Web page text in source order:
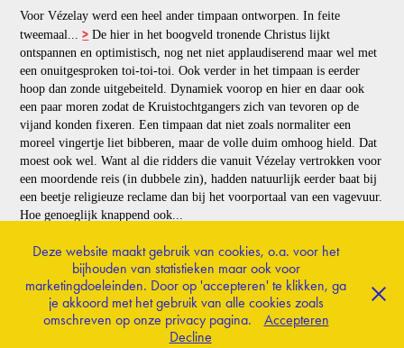
Voor Vézelay werd een heel ander timpaan ontworpen. In feite
tweemaal...> De hier in het boogveld tronende Christus lijkt
ontspannen en optimistisch, nog net niet applaudiserend maar wel met
een onuitgesproken toi-toi-toi. Ook verder in het timpaan is eerder
hoop dan zonde uitgebeiteld. Dynamiek voorop en hier en daar ook
een paar moren zodat de Kruistochtgangers zich van tevoren op de
vijand konden fixeren. Een timpaan dat niet zoals normaliter een
moreel vingertje liet bibberen, maar de volle duim omhoog hield. Dat
moest ook wel. Want al die ridders die vanuit Vézelay vertrokken voor
een moordende reis (in dubbele zin), hadden natuurlijk eerder baat bij
een beetje religieuze reclame dan bij het voorportaal van een vagevuur.
Hoe genoeglijk knappend ook...
terug naar magazine
© 2022 Concepting Culture
Deze website maakt gebruik van cookies, o.a. voor het
bijhouden van statistieken maar ook voor
marketingdoeleinden. Door op 'accepteren' te klikken, ga
je akkoord met het gebruik van alle cookies zoals
omschreven op onze privacy pagina.
Accepteren
Decline